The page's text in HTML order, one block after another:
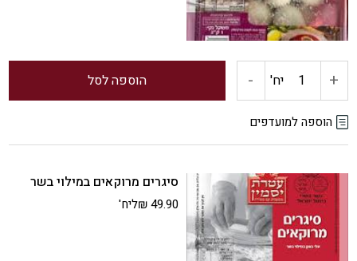
+ כמות
של
למרק
יח' - הוספה לסל
הוספה למועדפים
סיגרים מרוקאים במילוי בשר
₪49.90 ליח'